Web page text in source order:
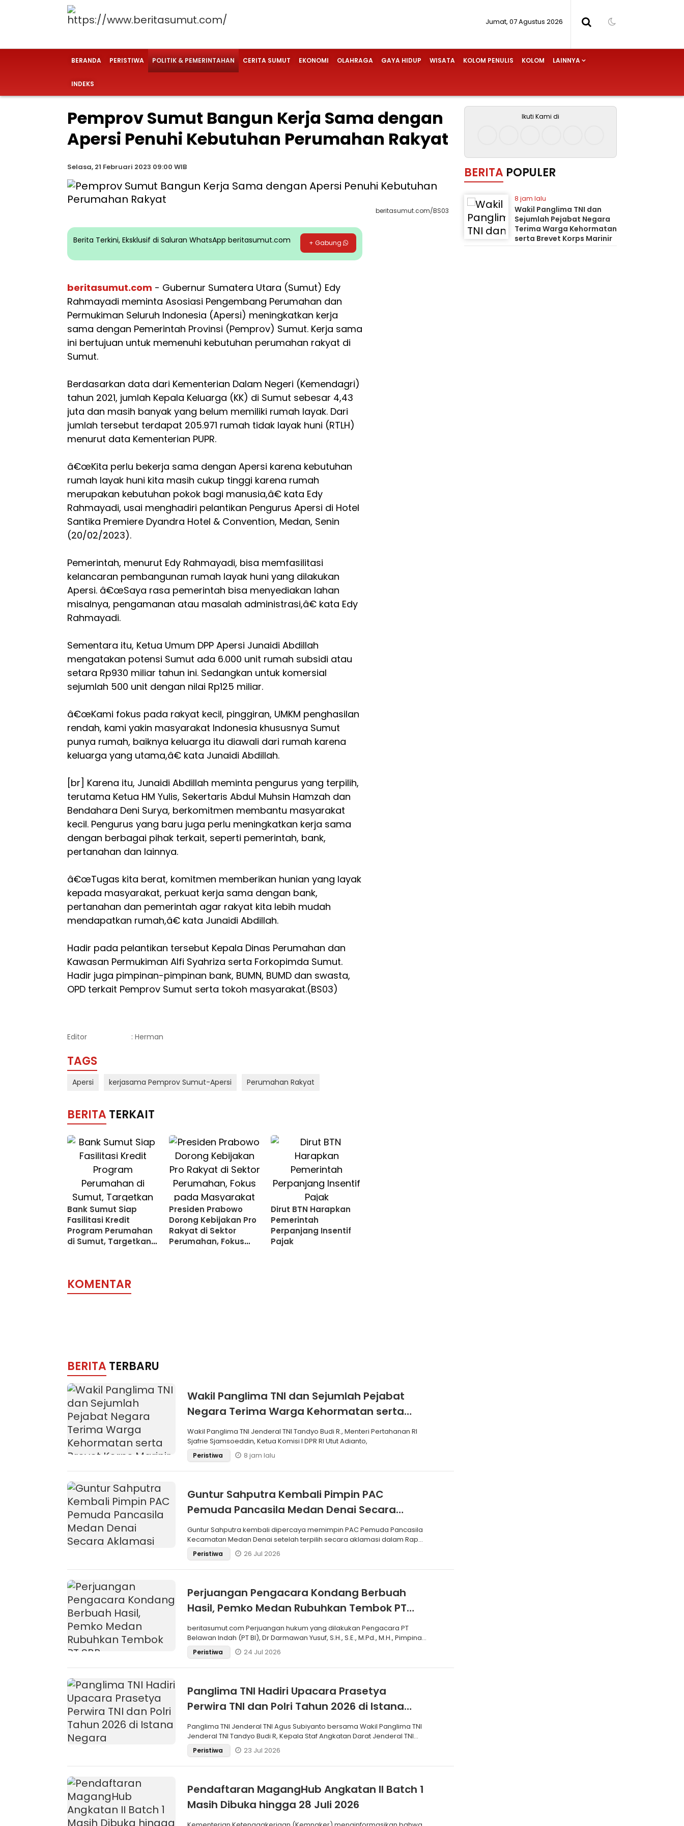
Jumat, 07 Agustus 2026
BERANDA PERISTIWA POLITIK & PEMERINTAHAN CERITA SUMUT EKONOMI OLAHRAGA GAYA HIDUP WISATA KOLOM PENULIS KOLOM LAINNYA
INDEKS
Pemprov Sumut Bangun Kerja Sama dengan
Apersi Penuhi Kebutuhan Perumahan Rakyat
Selasa, 21 Februari 2023 09:00 WIB
beritasumut.com/BS03
Berita Terkini, Eksklusif di Saluran WhatsApp beritasumut.com + Gabung
beritasumut.com - Gubernur Sumatera Utara (Sumut) Edy
Rahmayadi meminta Asosiasi Pengembang Perumahan dan
Permukiman Seluruh Indonesia (Apersi) meningkatkan kerja
sama dengan Pemerintah Provinsi (Pemprov) Sumut. Kerja sama
ini bertujuan untuk memenuhi kebutuhan perumahan rakyat di
Sumut.
Berdasarkan data dari Kementerian Dalam Negeri (Kemendagri)
tahun 2021, jumlah Kepala Keluarga (KK) di Sumut sebesar 4,43
juta dan masih banyak yang belum memiliki rumah layak. Dari
jumlah tersebut terdapat 205.971 rumah tidak layak huni (RTLH)
menurut data Kementerian PUPR.
â€œKita perlu bekerja sama dengan Apersi karena kebutuhan
rumah layak huni kita masih cukup tinggi karena rumah
merupakan kebutuhan pokok bagi manusia,â€ kata Edy
Rahmayadi, usai menghadiri pelantikan Pengurus Apersi di Hotel
Santika Premiere Dyandra Hotel & Convention, Medan, Senin
(20/02/2023).
Pemerintah, menurut Edy Rahmayadi, bisa memfasilitasi
kelancaran pembangunan rumah layak huni yang dilakukan
Apersi. â€œSaya rasa pemerintah bisa menyediakan lahan
misalnya, pengamanan atau masalah administrasi,â€ kata Edy
Rahmayadi.
Sementara itu, Ketua Umum DPP Apersi Junaidi Abdillah
mengatakan potensi Sumut ada 6.000 unit rumah subsidi atau
setara Rp930 miliar tahun ini. Sedangkan untuk komersial
sejumlah 500 unit dengan nilai Rp125 miliar.
â€œKami fokus pada rakyat kecil, pinggiran, UMKM penghasilan
rendah, kami yakin masyarakat Indonesia khususnya Sumut
punya rumah, baiknya keluarga itu diawali dari rumah karena
keluarga yang utama,â€ kata Junaidi Abdillah.
[br] Karena itu, Junaidi Abdillah meminta pengurus yang terpilih,
terutama Ketua HM Yulis, Sekertaris Abdul Muhsin Hamzah dan
Bendahara Deni Surya, berkomitmen membantu masyarakat
kecil. Pengurus yang baru juga perlu meningkatkan kerja sama
dengan berbagai pihak terkait, seperti pemerintah, bank,
pertanahan dan lainnya.
â€œTugas kita berat, komitmen memberikan hunian yang layak
kepada masyarakat, perkuat kerja sama dengan bank,
pertanahan dan pemerintah agar rakyat kita lebih mudah
mendapatkan rumah,â€ kata Junaidi Abdillah.
Hadir pada pelantikan tersebut Kepala Dinas Perumahan dan
Kawasan Permukiman Alfi Syahriza serta Forkopimda Sumut.
Hadir juga pimpinan-pimpinan bank, BUMN, BUMD dan swasta,
OPD terkait Pemprov Sumut serta tokoh masyarakat.(BS03)
Editor : Herman
TAGS
Apersi kerjasama Pemprov Sumut-Apersi Perumahan Rakyat
BERITA TERKAIT
Bank Sumut Siap
Fasilitasi Kredit
Program Perumahan
di Sumut, Targetkan
Presiden Prabowo
Dorong Kebijakan Pro
Rakyat di Sektor
Perumahan, Fokus
Dirut BTN Harapkan
Pemerintah
Perpanjang Insentif
Pajak
KOMENTAR
BERITA TERBARU
Wakil Panglima TNI dan Sejumlah Pejabat
Negara Terima Warga Kehormatan serta
Brevet Korps Marinir
Wakil Panglima TNI Jenderal TNI Tandyo Budi R., Menteri Pertahanan RI
Sjafrie Sjamsoeddin, Ketua Komisi I DPR RI Utut Adianto,
Peristiwa 8 jam lalu
Guntur Sahputra Kembali Pimpin PAC
Pemuda Pancasila Medan Denai Secara
Aklamasi
Guntur Sahputra kembali dipercaya memimpin PAC Pemuda Pancasila
Kecamatan Medan Denai setelah terpilih secara aklamasi dalam Rapat
Pemilihan
Peristiwa 26 Jul 2026
Perjuangan Pengacara Kondang Berbuah
Hasil, Pemko Medan Rubuhkan Tembok PT
SBP
beritasumut.com Perjuangan hukum yang dilakukan Pengacara PT
Belawan Indah (PT BI), Dr Darmawan Yusuf, S.H., S.E., M.Pd., M.H., Pimpinan
LaPeristiwa 24 Jul 2026
Panglima TNI Hadiri Upacara Prasetya
Perwira TNI dan Polri Tahun 2026 di Istana
Negara
Panglima TNI Jenderal TNI Agus Subiyanto bersama Wakil Panglima TNI
Jenderal TNI Tandyo Budi R, Kepala Staf Angkatan Darat Jenderal TNI
Maru
Peristiwa 23 Jul 2026
Pendaftaran MagangHub Angkatan II Batch 1
Masih Dibuka hingga 28 Juli 2026
Ikuti Kami di
BERITA POPULER
8 jam lalu
Wakil Panglima TNI dan
Sejumlah Pejabat Negara
Terima Warga Kehormatan
serta Brevet Korps Marinir